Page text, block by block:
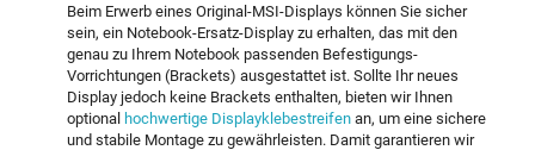
Beim Erwerb eines Original-MSI-Displays können Sie sicher
sein, ein Notebook-Ersatz-Display zu erhalten, das mit den
genau zu Ihrem Notebook passenden Befestigungs-
Vorrichtungen (Brackets) ausgestattet ist. Sollte Ihr neues
Display jedoch keine Brackets enthalten, bieten wir Ihnen
optional hochwertige Displayklebestreifen an, um eine sichere
und stabile Montage zu gewährleisten. Damit garantieren wir